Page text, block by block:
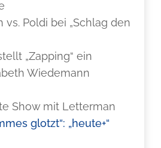
vs. Poldi bei „Schlag den
„Zapping“ ein
Wiedemann
Show mit Letterman
glotzt“: „heute+“